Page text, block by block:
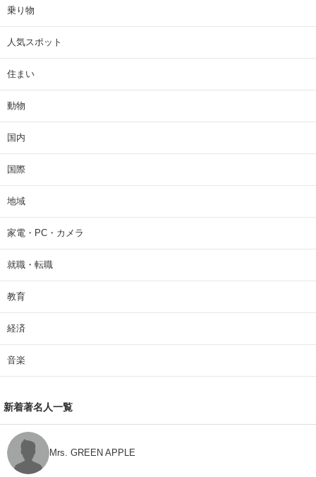
乗り物
人気スポット
住まい
動物
国内
国際
地域
家電・PC・カメラ
就職・転職
教育
経済
音楽
新着著名人一覧
Mrs. GREEN APPLE